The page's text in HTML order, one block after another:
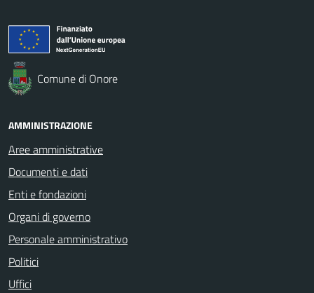
Comune di Onore
AMMINISTRAZIONE
Aree amministrative
Documenti e dati
Enti e fondazioni
Organi di governo
Personale amministrativo
Politici
Uffici